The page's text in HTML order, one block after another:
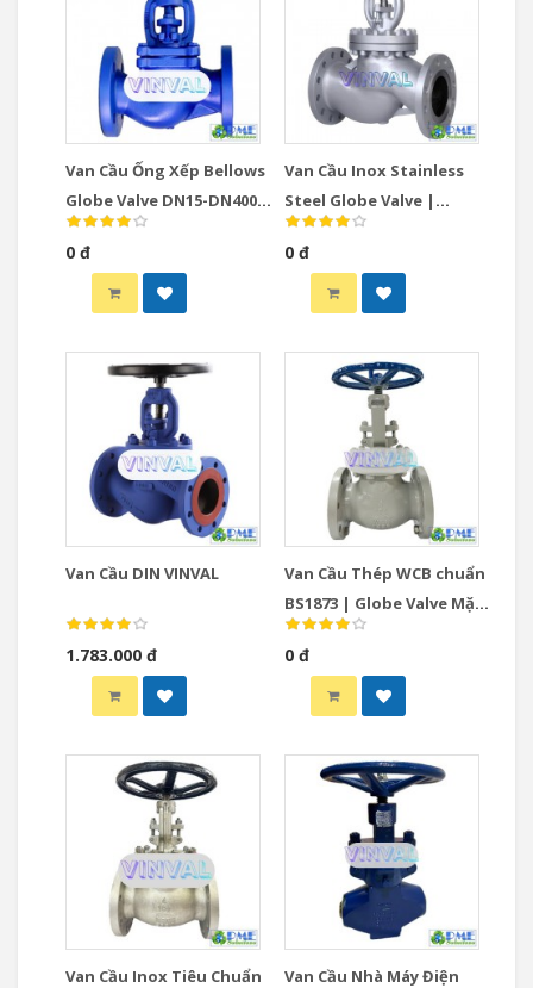
Van Cầu Ống Xếp Bellows
Globe Valve DN15-DN400
PN16 PN40 Giá Tốt
0 đ
Van Cầu Inox Stainless
Steel Globe Valve |
PN16/150LB, DN50–DN300
0 đ
Van Cầu DIN VINVAL
1.783.000 đ
Van Cầu Thép WCB chuẩn
BS1873 | Globe Valve Mặt
Bích Class 150–600 Chính
Hãng VINVAL
0 đ
Van Cầu Inox Tiêu Chuẩn
Van Cầu Nhà Máy Điện